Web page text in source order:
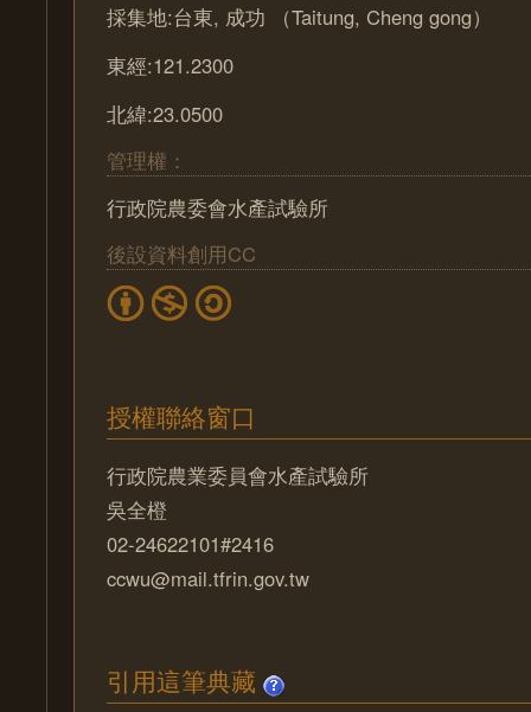
採集地:台東, 成功 （Taitung, Cheng gong）
東經:121.2300
北緯:23.0500
管理權：
行政院農委會水產試驗所
後設資料創用CC
授權聯絡窗口
行政院農業委員會水產試驗所
吳全橙
02-24622101#2416
ccwu@mail.tfrin.gov.tw
引用這筆典藏